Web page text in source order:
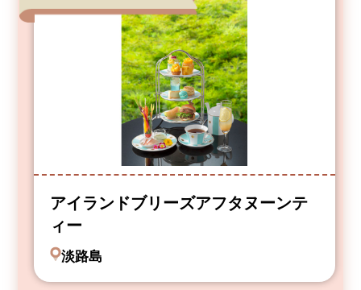
アイランドブリーズアフタヌーンテ
ィー
淡路島